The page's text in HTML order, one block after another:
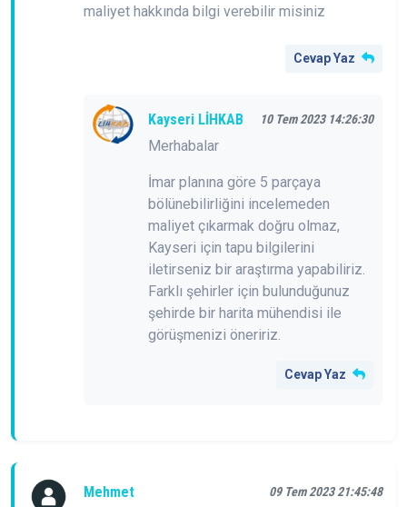
maliyet hakkında bilgi verebilir misiniz
Cevap Yaz
Kayseri LİHKAB 10 Tem 2023 14:26:30
Merhabalar
İmar planına göre 5 parçaya
bölünebilirliğini incelemeden
maliyet çıkarmak doğru olmaz,
Kayseri için tapu bilgilerini
iletirseniz bir araştırma yapabiliriz.
Farklı şehirler için bulunduğunuz
şehirde bir harita mühendisi ile
görüşmenizi öneririz.
Cevap Yaz
Mehmet 09 Tem 2023 21:45:48